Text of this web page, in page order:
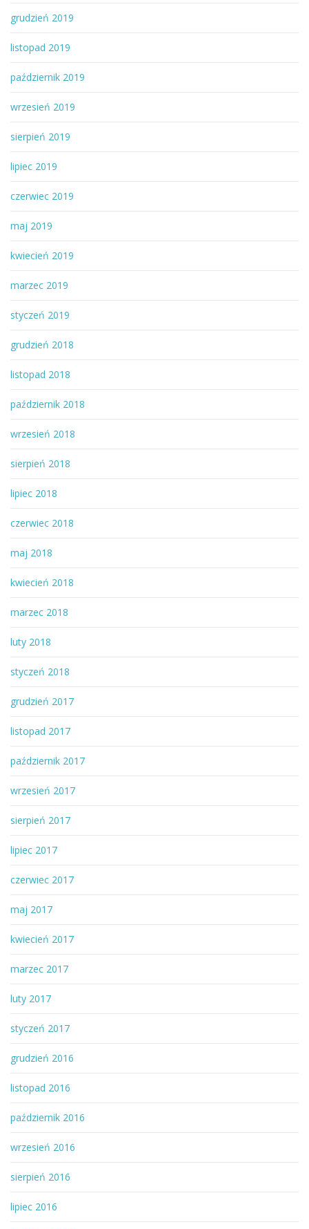
grudzień 2019
listopad 2019
październik 2019
wrzesień 2019
sierpień 2019
lipiec 2019
czerwiec 2019
maj 2019
kwiecień 2019
marzec 2019
styczeń 2019
grudzień 2018
listopad 2018
październik 2018
wrzesień 2018
sierpień 2018
lipiec 2018
czerwiec 2018
maj 2018
kwiecień 2018
marzec 2018
luty 2018
styczeń 2018
grudzień 2017
listopad 2017
październik 2017
wrzesień 2017
sierpień 2017
lipiec 2017
czerwiec 2017
maj 2017
kwiecień 2017
marzec 2017
luty 2017
styczeń 2017
grudzień 2016
listopad 2016
październik 2016
wrzesień 2016
sierpień 2016
lipiec 2016